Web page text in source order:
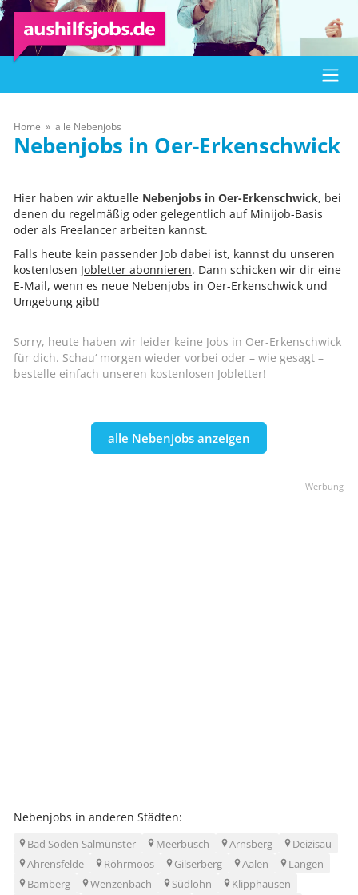
Home alle Nebenjobs
Oer-Erkenschwick
Hier haben wir aktuelle Nebenjobs in Oer-Erkenschwick, bei
denen du regelmäßig oder gelegentlich auf Minijob-Basis
oder als Freelancer arbeiten kannst.
Falls heute kein passender Job dabei ist, kannst du unseren
kostenlosen Jobletter abonnieren. Dann schicken wir dir eine
E-Mail, wenn es neue Nebenjobs in Oer-Erkenschwick und
Umgebung gibt!
Sorry, heute haben wir leider keine Jobs in Oer-Erkenschwick
für dich. Schau‘ morgen wieder vorbei oder – wie gesagt –
bestelle einfach unseren kostenlosen Jobletter!
alle Nebenjobs anzeigen
Nebenjobs in anderen Städten:
Bad Soden-Salmünster Meerbusch Arnsberg
Deizisau
Ahrensfelde
Röhrmoos Gilserberg Aalen
Langen
Bamberg
Wenzenbach Südlohn
Klipphausen